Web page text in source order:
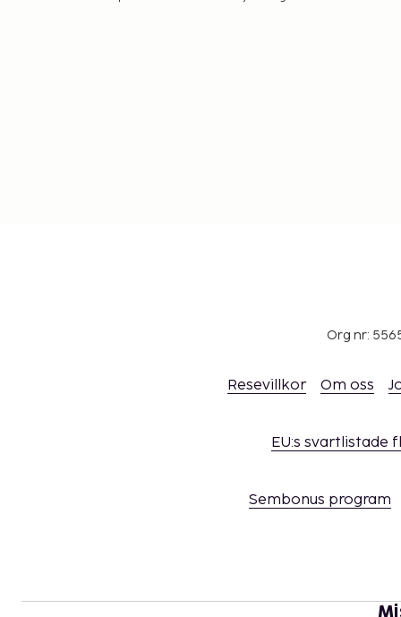
Org nr:
Resevillkor Om oss
EU:s svartlistade
Sembonus program